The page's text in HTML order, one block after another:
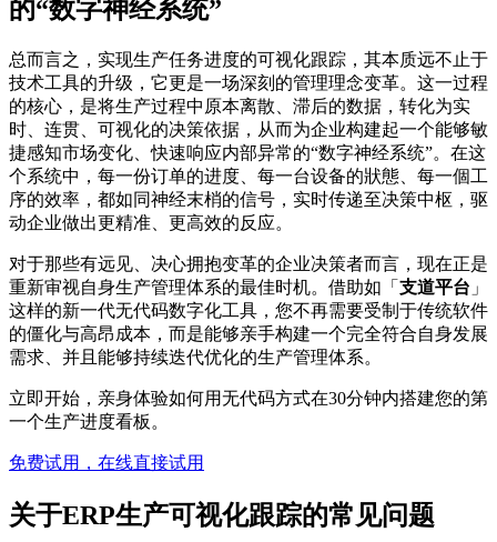
的“数字神经系统”
总而言之，实现生产任务进度的可视化跟踪，其本质远不止于
技术工具的升级，它更是一场深刻的管理理念变革。这一过程
的核心，是将生产过程中原本离散、滞后的数据，转化为实
时、连贯、可视化的决策依据，从而为企业构建起一个能够敏
捷感知市场变化、快速响应内部异常的“数字神经系统”。在这
个系统中，每一份订单的进度、每一台设备的狀態、每一個工
序的效率，都如同神经末梢的信号，实时传递至决策中枢，驱
动企业做出更精准、更高效的反应。
对于那些有远见、决心拥抱变革的企业决策者而言，现在正是
重新审视自身生产管理体系的最佳时机。借助如「 支道平台 」
这样的新一代无代码数字化工具，您不再需要受制于传统软件
的僵化与高昂成本，而是能够亲手构建一个完全符合自身发展
需求、并且能够持续迭代优化的生产管理体系。
立即开始，亲身体验如何用无代码方式在30分钟内搭建您的第
一个生产进度看板。
免费试用，在线直接试用
关于ERP生产可视化跟踪的常见问题